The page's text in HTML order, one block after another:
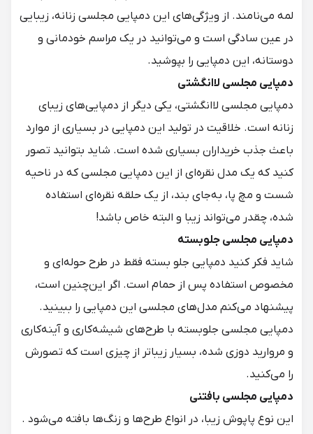
لمه می‌نامند. از ویژگی‌های این دمپایی مجلسی زنانه، زیبایی
در عین سادگی است و می‌توانید در یک مراسم خودمانی و
دوستانه، این دمپایی را بپوشید.
دمپایی مجلسی لاانگشتی
دمپایی مجلسی لاانگشتی، یکی دیگر از دمپایی‌های زیبای
زنانه است. خلاقیت در تولید این دمپایی در بسیاری از موارد
باعث جذب خریداران بسیاری شده است. شاید بتوانید تصور
کنید که یک مدل نقره‌ای از این دمپایی مجلسی که در ناحیه
شست و مچ پا، به‌جای بند، از یک حلقه نقره‌ای استفاده
شده، چقدر می‌تواند زیبا و البته خاص باشد!
دمپایی مجلسی جلوبسته
شاید فکر کنید دمپایی جلو بسته فقط در طرح حوله‌ای و
مخصوص استفاده پس از حمام است. اگر این‌چنین است،
پیشنهاد می‌کنم مدل‌های مجلسی این دمپایی را ببینید.
دمپایی مجلسی جلوبسته با طرح‌های شیشه‌کاری و آینه‌کاری
و مروارید دوزی شده، بسیار زیباتر از چیزی است که تصورش
را می‌کنید.
دمپایی مجلسی بافتنی
این نوع پاپوش زیبا، در انواع طرح‌ها و زنگ‌ها بافته می‌شود .